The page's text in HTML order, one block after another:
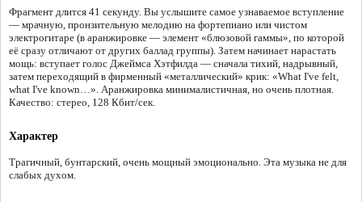
Фрагмент длится 41 секунду. Вы услышите самое узнаваемое вступление
— мрачную, пронзительную мелодию на фортепиано или чистом
электрогитаре (в аранжировке — элемент «блюзовой гаммы», по которой
её сразу отличают от других баллад группы). Затем начинает нарастать
мощь: вступает голос Джеймса Хэтфилда — сначала тихий, надрывный,
затем переходящий в фирменный «металлический» крик: «What I've felt,
what I've known…». Аранжировка минималистичная, но очень плотная.
Качество: стерео, 128 Кбит/сек.
Характер
Трагичный, бунтарский, очень мощный эмоционально. Эта музыка не для
слабых духом.